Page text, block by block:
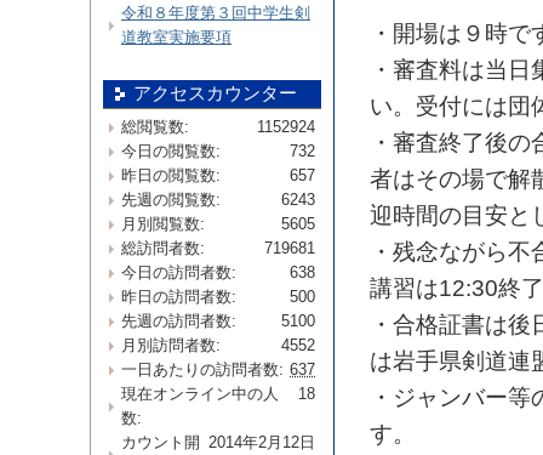
・開場は９時で
・審査料は当日
い。 受付には団
・審査終了後
者はその場で解
迎時間の目安と
・残念ながら
講習は12:30終
・合格証書は
は岩手県剣道連
・ジャンバー
す。
令和８年度第３回中学生剣
道教室実施要項
アクセスカウンター
1152924
総閲覧数:
732
今日の閲覧数:
657
昨日の閲覧数:
6243
先週の閲覧数:
5605
月別閲覧数:
719681
総訪問者数:
638
今日の訪問者数:
500
昨日の訪問者数:
5100
先週の訪問者数:
4552
月別訪問者数:
637
一日あたりの訪問者数:
18
現在オンライン中の人
数:
2014年2月12日
カウント開